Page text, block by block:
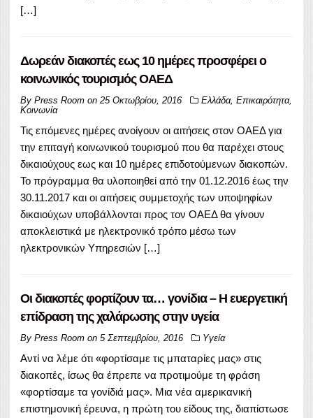
[…]
Δωρεάν διακοπές εως 10 ημέρες προσφέρει ο
κοινωνικός τουρισμός ΟΑΕΔ
By Press Room on 25 Οκτωβρίου, 2016 Ελλάδα, Επικαιρότητα,
Κοινωνία
Τις επόμενες ημέρες ανοίγουν οι αιτήσεις στον ΟΑΕΔ για
την επιταγή κοινωνικού τουρισμού που θα παρέχει στους
δικαιούχους εως και 10 ημέρες επιδοτούμενων διακοπών.
Το πρόγραμμα θα υλοποιηθεί από την 01.12.2016 έως την
30.11.2017 και οι αιτήσεις συμμετοχής των υποψηφίων
δικαιούχων υποβάλλονται προς τον ΟΑΕΔ θα γίνουν
αποκλειστικά με ηλεκτρονικό τρόπο μέσω των
ηλεκτρονικών Υπηρεσιών […]
Οι διακοπές φορτίζουν τα… γονίδια – Η ευεργετική
επίδραση της χαλάρωσης στην υγεία
By Press Room on 5 Σεπτεμβρίου, 2016 Υγεία
Αντί να λέμε ότι «φορτίσαμε τις μπαταρίες μας» στις
διακοπές, ίσως θα έπρεπε να προτιμούμε τη φράση
«φορτίσαμε τα γονίδιά μας». Μια νέα αμερικανική
επιστημονική έρευνα, η πρώτη του είδους της, διαπίστωσε